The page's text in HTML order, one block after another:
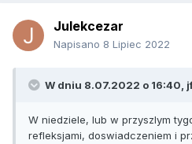
Julekcezar
Napisano 8 Lipiec 2022
W dniu 8.07.2022 o 16:40,
W niedziele, lub w przyszlym
refleksjami, doswiadczeniem i